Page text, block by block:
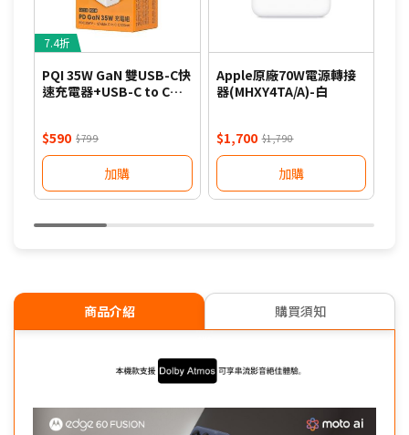
7.4折
PQI 35W GaN 雙USB-C快
速充電器+USB-C to C編
$590 $799
加購
Apple原廠70W電源轉接
器(MHXY4TA/A)-白
$1,700 $1,790
加購
商品介紹 購買須知